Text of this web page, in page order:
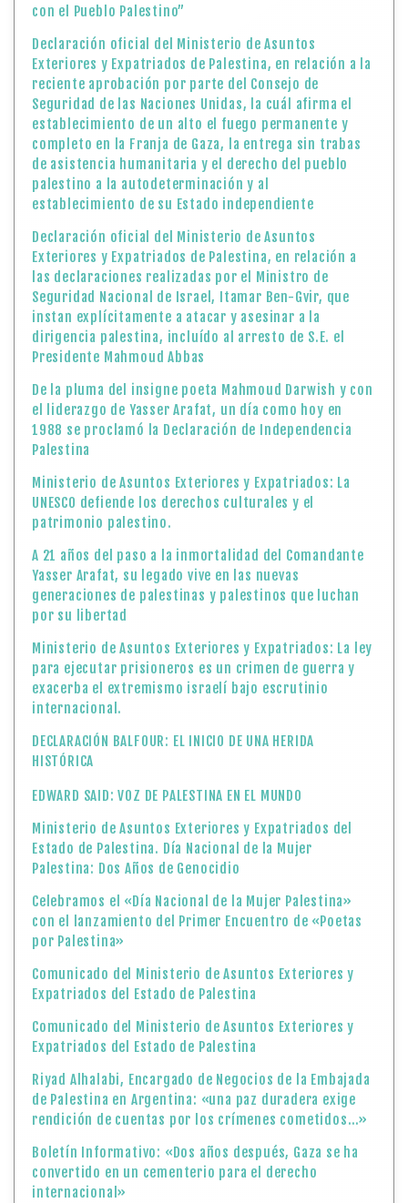
con el Pueblo Palestino”
Declaración oficial del Ministerio de Asuntos
Exteriores y Expatriados de Palestina, en relación a la
reciente aprobación por parte del Consejo de
Seguridad de las Naciones Unidas, la cuál afirma el
establecimiento de un alto el fuego permanente y
completo en la Franja de Gaza, la entrega sin trabas
de asistencia humanitaria y el derecho del pueblo
palestino a la autodeterminación y al
establecimiento de su Estado independiente
Declaración oficial del Ministerio de Asuntos
Exteriores y Expatriados de Palestina, en relación a
las declaraciones realizadas por el Ministro de
Seguridad Nacional de Israel, Itamar Ben-Gvir, que
instan explícitamente a atacar y asesinar a la
dirigencia palestina, incluído al arresto de S.E. el
Presidente Mahmoud Abbas
De la pluma del insigne poeta Mahmoud Darwish y con
el liderazgo de Yasser Arafat, un día como hoy en
1988 se proclamó la Declaración de Independencia
Palestina
Ministerio de Asuntos Exteriores y Expatriados: La
UNESCO defiende los derechos culturales y el
patrimonio palestino.
A 21 años del paso a la inmortalidad del Comandante
Yasser Arafat, su legado vive en las nuevas
generaciones de palestinas y palestinos que luchan
por su libertad
Ministerio de Asuntos Exteriores y Expatriados: La ley
para ejecutar prisioneros es un crimen de guerra y
exacerba el extremismo israelí bajo escrutinio
internacional.
DECLARACIÓN BALFOUR: EL INICIO DE UNA HERIDA
HISTÓRICA
EDWARD SAID: VOZ DE PALESTINA EN EL MUNDO
Ministerio de Asuntos Exteriores y Expatriados del
Estado de Palestina. Día Nacional de la Mujer
Palestina: Dos Años de Genocidio
Celebramos el «Día Nacional de la Mujer Palestina»
con el lanzamiento del Primer Encuentro de «Poetas
por Palestina»
Comunicado del Ministerio de Asuntos Exteriores y
Expatriados del Estado de Palestina
Comunicado del Ministerio de Asuntos Exteriores y
Expatriados del Estado de Palestina
Riyad Alhalabi, Encargado de Negocios de la Embajada
de Palestina en Argentina: «una paz duradera exige
rendición de cuentas por los crímenes cometidos…»
Boletín Informativo: «Dos años después, Gaza se ha
convertido en un cementerio para el derecho
internacional»